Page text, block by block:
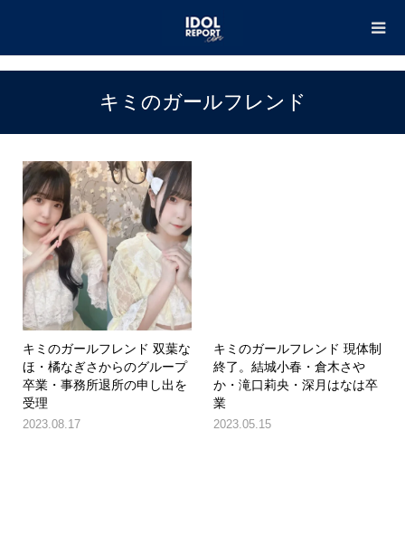
キミのガールフレンド
キミのガールフレンド 双葉な
ほ・橘なぎさからのグループ
卒業・事務所退所の申し出を
受理
2023.08.17
キミのガールフレンド 現体制
終了。結城小春・倉木さや
か・滝口莉央・深月はなは卒
業
2023.05.15